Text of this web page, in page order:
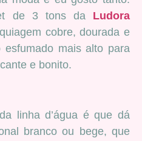
de 3 tons da Ludora
cobre, dourada e
mais alto para
e bonito.
linha d’água é que dá
branco ou bege, que